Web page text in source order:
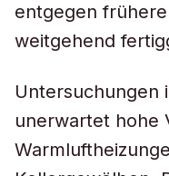
entgegen
weitgehend
Untersuchungen
unerwartet hohe